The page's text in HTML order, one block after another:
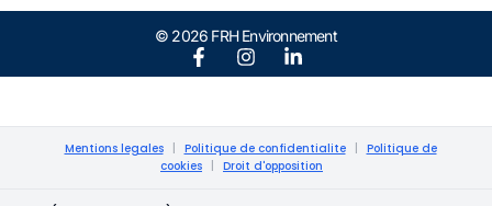
© 2026 FRH Environnement
Mentions legales Politique de confidentialite
Politique de
cookies
Droit d'opposition